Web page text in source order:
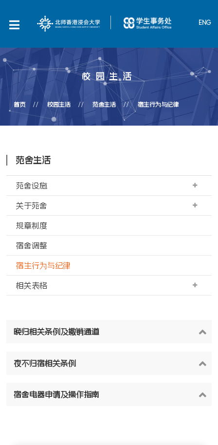
ENG
校园生活
首页 校园生活 苑舍生活 宿生行为与纪律
苑舍生活
苑舍设施
关于苑舍
规章制度
宿舍调整
宿生行为与纪律
相关表格
晚归相关条例及撤销通道
夜不归宿相关条例
宿舍电器申请及操作指南